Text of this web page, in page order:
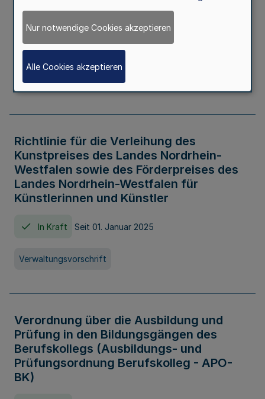
Kindertageseinrichtungen im Zeitraum
In Kraft Seit 20. Juni 2026
Verwaltungsvorschrift
Richtlinie für die Verleihung des
Kunstpreises des Landes Nordrhein-
Westfalen sowie des Förderpreises des
Landes Nordrhein-Westfalen für
Künstlerinnen und Künstler
In Kraft Seit 01. Januar 2025
Verwaltungsvorschrift
Verordnung über die Ausbildung und
Prüfung in den Bildungsgängen des
Berufskollegs (Ausbildungs- und
Prüfungsordnung Berufskolleg - APO-
BK)
Nur notwendige Cookies akzeptieren
Alle Cookies akzeptieren